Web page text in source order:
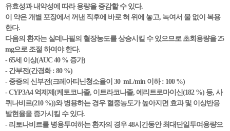
유효성과 내약성에 따라 용량을 증감할 수 있다.
이 약은 개별 포장에서 꺼낸 직후에 바로 혀 위에 놓고, 녹여서 물 없이 복용
한다.
다음의 환자는 실데나필의 혈장농도를 상승시킬 수 있으므로 초회용량을 25
mg으로 조절 하여야 한다.
- 65세 이상(AUC 40 % 증가)
- 간부전(간경화 : 80 %)
- 중증의 신부전(크레아티닌청소율이 30 mL/min 이하 : 100 %)
- CYP3A4 억제제(케토코나졸, 이트라코나졸, 에리트로마이신(182 %) 등, 사
퀴나비르(210 %))와 병용하는 경우 혈중농도가 높아지면 효과 및 이상반응
발현율을 증가시킬 수 있다.
- 리토나비르를 병용투여하는 환자의 경우 48시간동안 최대단일투여용량으